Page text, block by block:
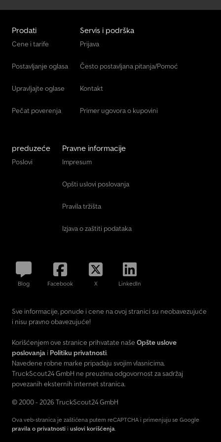
Prodati
Cene i tarife
Postavljanje oglasa
Upravljajte oglase
Pečat poverenja
Servis i podrška
Prijava
Često postavljana pitanja/Pomoć
Kontakt
Primer ugovora o kupovini
preduzeće
Poslovi
Pravne informacije
Impresum
Opšti uslovi poslovanja
Pravila tržišta
Izjava o zaštiti podataka
Blog Facebook X LinkedIn
Sve informacije, ponude i cene na ovoj stranici su neobavezujuće
i nisu pravno obavezujuće!
Korišćenjem ove stranice prihvatate naše Opšte uslove
poslovanja i Politiku privatnosti.
Navedene robne marke pripadaju svojim vlasnicima.
TruckScout24 GmbH ne preuzima odgovornost za sadržaj
povezanih eksternih internet stranica.
© 2000 - 2026 TruckScout24 GmbH
Ova veb-stranica je zaštićena putem reCAPTCHA i primenjuju se Google
pravila o privatnosti i uslovi korišćenja.